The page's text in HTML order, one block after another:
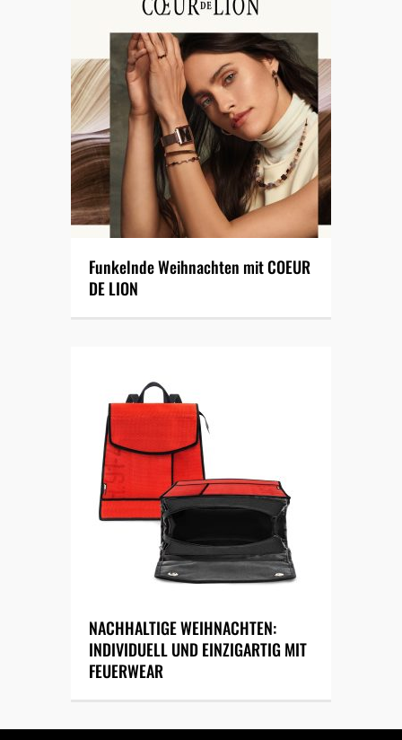
Funkelnde Weihnachten mit COEUR
DE LION
NACHHALTIGE WEIHNACHTEN:
INDIVIDUELL UND EINZIGARTIG MIT
FEUERWEAR